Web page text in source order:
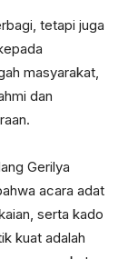
tetapi juga
masyarakat,
dan
Gerilya
acara adat
serta kado
kuat adalah